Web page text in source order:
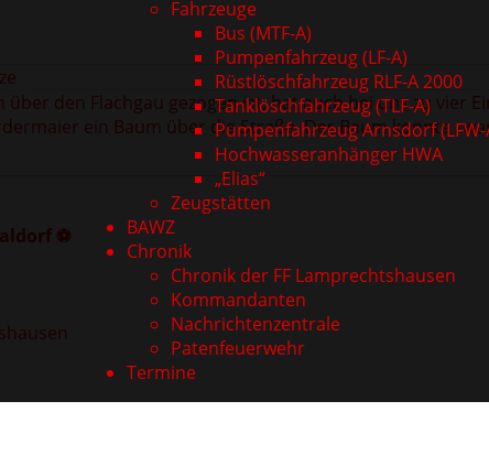
Fahrzeuge
Bus (MTF-A)
Pumpenfahrzeug (LF-A)
Rüstlöschfahrzeug RLF-A 2000
Tanklöschfahrzeug (TLF-A)
Pumpenfahrzeug Arnsdorf (LFW-
Hochwasseranhänger HWA
„Elias“
Zeugstätten
BAWZ
Chronik
Chronik der FF Lamprechtshausen
Kommandanten
Nachrichtenzentrale
Patenfeuerwehr
Termine
den Flachgau gezogen ist, hat auch bei uns zu vier
ein Baum über die Straße. Der Baum konnte
⚽